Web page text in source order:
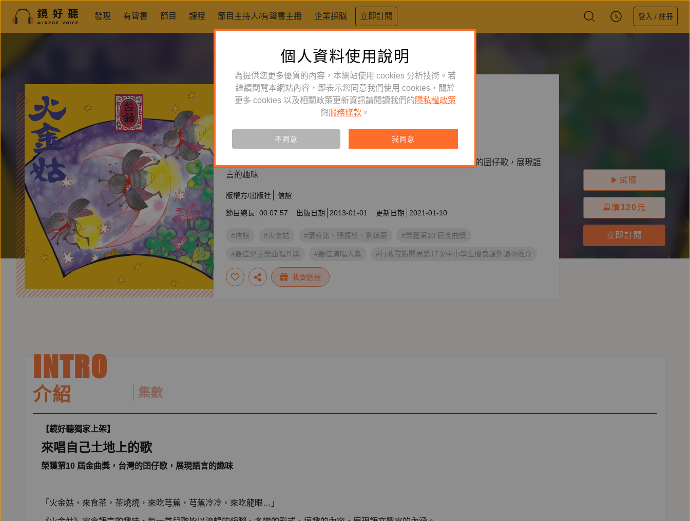
發現 有聲書 節目 課程 節目主持人/有聲書主播 企業採購 立即訂閱 登入 / 註冊
訂閱 有聲書 童書／青少年
訂閱會員可聆聽本產品，您也可單購收藏。
【鏡好聽獨家上架】來唱自己土地上的歌！榮獲第10 屆金曲獎，台灣的囝仔歌，展現語
言的趣味
版權方/出版社 信誼
節目總長 00:07:57 出版日期 2013-01-01 更新日期 2021-01-10
#信誼 #火金姑 #張哲銘、張振松、劉鎮豪 #榮獲第10 屆金曲獎
#最佳兒童樂曲唱片獎 #最佳演唱人獎 #行政院新聞局第17次中小學生優良課外讀物推介
#第31梯次「好書大家讀」
我要送禮
試聽
單購120 元
立即訂閱
INTRO
介紹 集數
【鏡好聽獨家上架】
來唱自己土地上的歌
榮獲第10 屆金曲獎，台灣的囝仔歌，展現語言的趣味
「火金姑，來食茶，茶燒燒，來吃芎蕉，芎蕉冷冷，來吃龍眼…」
個人資料使用說明
為提供您更多優質的內容，本網站使用 cookies 分析技術。若
繼續閱覽本網站內容，即表示您同意我們使用 cookies，關於
更多 cookies 以及相關政策更新資訊請閱讀我們的 隱私權政策
與服務條款 。
不同意 我同意